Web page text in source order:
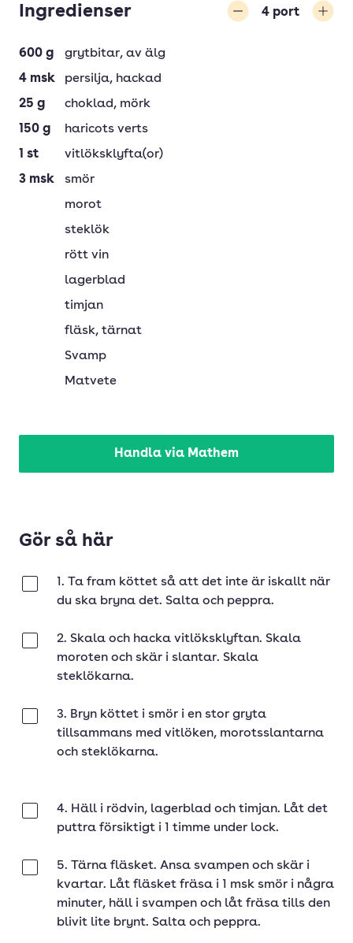
Ingredienser 4 port
600 g grytbitar, av älg
4 msk persilja, hackad
25 g choklad, mörk
150 g
haricots verts
1 st
vitlöksklyfta(or)
3 msk
smör
morot
steklök
rött vin
lagerblad
timjan
fläsk, tärnat
Svamp
Matvete
Handla via Mathem
Gör så här
1. Ta fram köttet så att det inte är iskallt när
du ska bryna det. Salta och peppra.
2. Skala och hacka vitlöksklyftan. Skala
moroten och skär i slantar. Skala
steklökarna.
3. Bryn köttet i smör i en stor gryta
tillsammans med vitlöken, morotsslantarna
och steklökarna.
4. Häll i rödvin, lagerblad och timjan. Låt det
puttra försiktigt i 1 timme under lock.
5. Tärna fläsket. Ansa svampen och skär i
kvartar. Låt fläsket fräsa i 1 msk smör i några
minuter, häll i svampen och låt fräsa tills den
blivit lite brynt. Salta och peppra.